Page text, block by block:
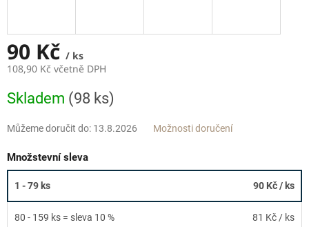
90 Kč / ks
108,90 Kč včetně DPH
cena:
Skladem (98 ks)
Můžeme doručit do: 13.8.2026 Možnosti doručení
Množstevní sleva
1 - 79 ks 90 Kč/ ks
80 - 159 ks = sleva 10 % 81 Kč / ks